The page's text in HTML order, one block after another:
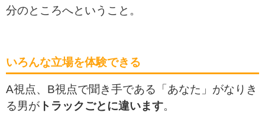
分のところへということ。
いろんな立場を体験できる
A視点、B視点で聞き手である「あなた」がなりき
る男が トラックごとに違います。